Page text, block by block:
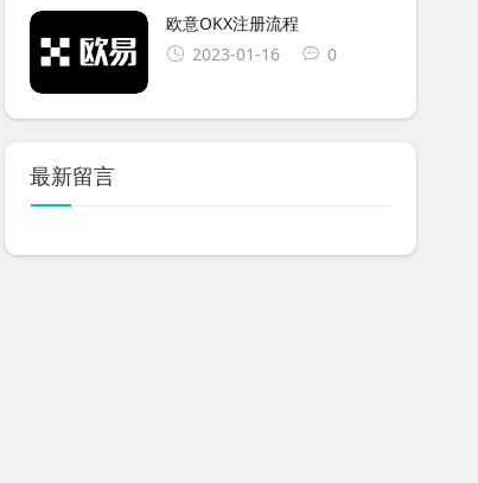
欧意OKX注册流程
2023-01-16
0
最新留言